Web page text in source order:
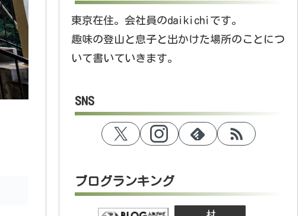
東京在住。会社員のdaikichiです。
趣味の登山と息子と出かけた場所のことにつ
いて書いていきます。
SNS
ブログランキング